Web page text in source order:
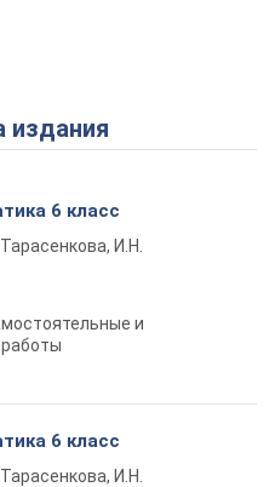
Play Video
издания
6 класс
И.Н.
и
6 класс
И.Н.